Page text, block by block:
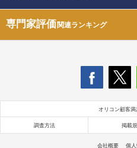
専門家評価関連ランキング
オリコン顧客
調査方法 掲載
会社概要 個